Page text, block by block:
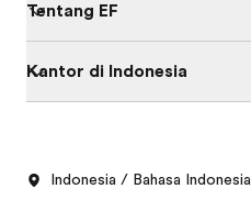
Tentang EF
Kantor di Indonesia
Indonesia / Bahasa Indonesia